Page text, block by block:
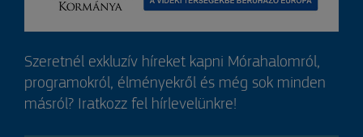
Szeretnél exkluzív híreket kapni Mórahalomról,
programokról, élményekről és még sok minden
másról? Iratkozz fel hírlevelünkre!